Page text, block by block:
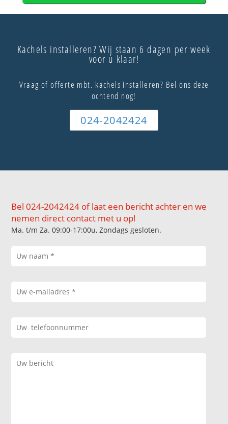
Kachels installeren? Wij staan 6 dagen per week
voor u klaar!
Vraag of offerte mbt. kachels installeren? Bel ons deze
ochtend nog!
024-2042424
Bel 024-2042424 of laat een bericht achter en we
nemen direct contact met u op!
Ma. t/m Za. 09:00-17:00u, Zondags gesloten.